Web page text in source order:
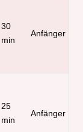
30
min
Anfänger
25
min
Anfänger